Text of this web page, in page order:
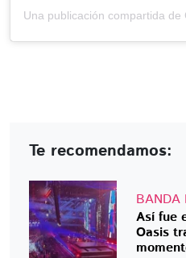
Te recomendamos:
BANDA
Así fue
Oasis